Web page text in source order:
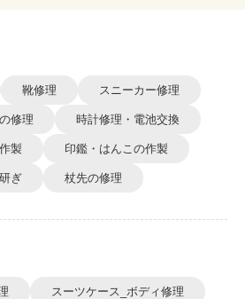
靴修理 スニーカー修理
修理 時計修理・電池交換
製 印鑑・はんこの作製
ぎ 杖先の修理
スーツケース_ボディ修理